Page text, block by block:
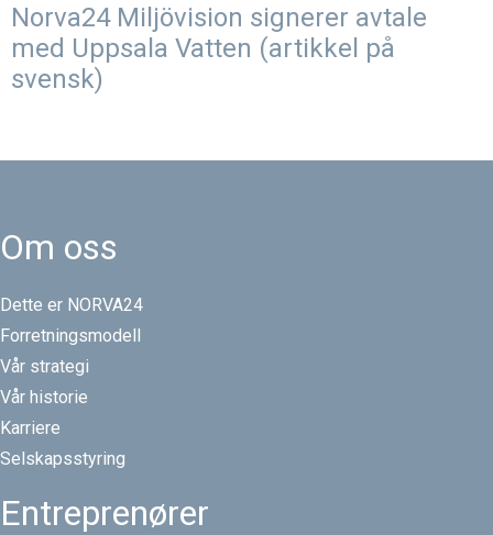
Norva24 Miljövision signerer avtale
med Uppsala Vatten (artikkel på
svensk)
Om oss
Dette er NORVA24
Forretningsmodell
Vår strategi
Vår historie
Karriere
Selskapsstyring
Entreprenører